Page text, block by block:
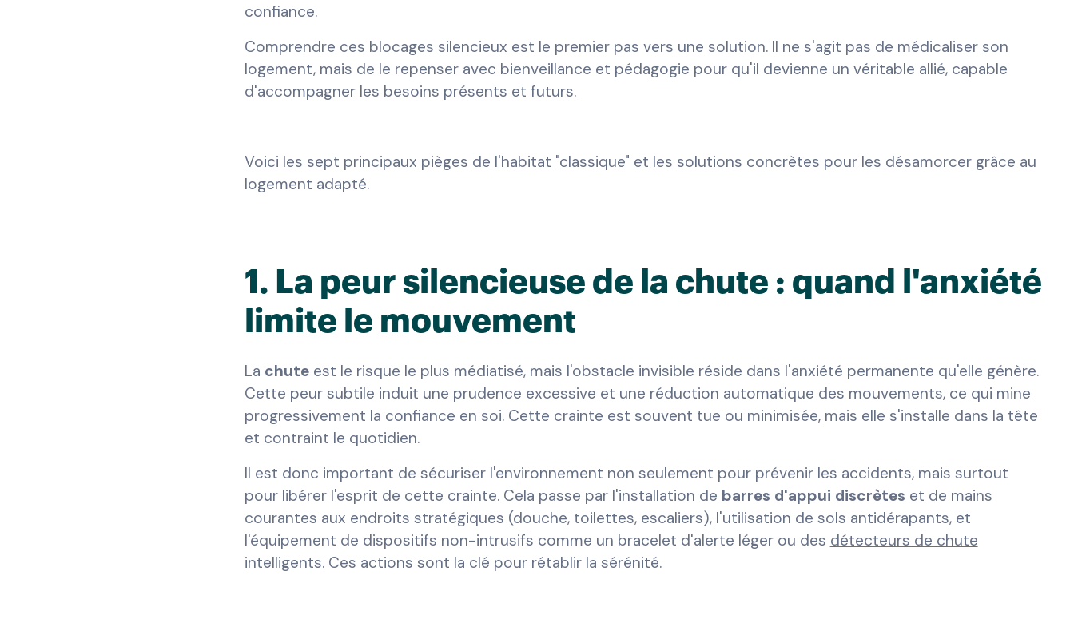
confiance.
Comprendre ces blocages silencieux est le premier pas vers une solution. Il ne s'agit pas de médicaliser son
logement, mais de le repenser avec bienveillance et pédagogie pour qu'il devienne un véritable allié, capable
d'accompagner les besoins présents et futurs.
Voici les sept principaux pièges de l'habitat "classique" et les solutions concrètes pour les désamorcer grâce au
logement adapté.
1. La peur silencieuse de la chute : quand l'anxiété
limite le mouvement
La chuteest le risque le plus médiatisé, mais l'obstacle invisible réside dans l'anxiété permanente qu'elle génère.
Cette peur subtile induit une prudence excessive et une réduction automatique des mouvements, ce qui mine
progressivement la confiance en soi. Cette crainte est souvent tue ou minimisée, mais elle s'installe dans la tête
et contraint le quotidien.
Il est donc important de sécuriser l'environnement non seulement pour prévenir les accidents, mais surtout
pour libérer l'esprit de cette crainte. Cela passe par l'installation de barres d'appui discrètes et de mains
courantes aux endroits stratégiques (douche, toilettes, escaliers), l'utilisation de sols antidérapants, et
l'équipement de dispositifs non-intrusifs comme un bracelet d'alerte léger ou des détecteurs de chute
intelligents. Ces actions sont la clé pour rétablir la sérénité.